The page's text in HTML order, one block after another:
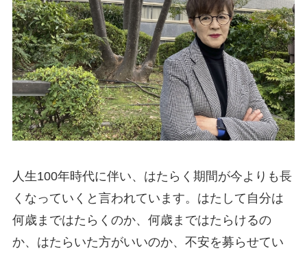
人生100年時代に伴い、はたらく期間が今よりも長
くなっていくと言われています。はたして自分は
何歳まではたらくのか、何歳まではたらけるの
か、はたらいた方がいいのか、不安を募らせてい